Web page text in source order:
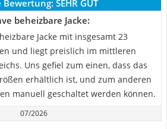
Bewertung: SEHR GUT
beheizbare Jacke:
Jacke mit insgesamt 23
und liegt preislich im mittleren
Uns gefiel zum einen, dass das
erhältlich ist, und zum anderen
manuell geschaltet werden können.
07/2026